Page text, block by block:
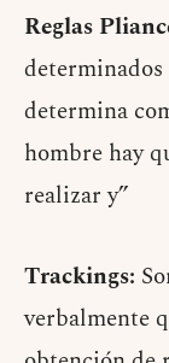
Reglas
determina
hombre hay
realizar y”
Trackings:
verbalmente